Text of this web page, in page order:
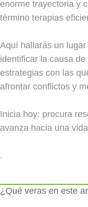
enorme trayectoria y
término terapias
Aquí hallarás un
identificar la causa
estrategias con las
afrontar conflictos y
Inicia hoy: procura
avanza hacia una
.
¿Qué veras en este